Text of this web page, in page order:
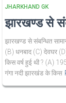
JHARKHAND GK
झारखण्ड से
झारखण्ड से संबन्धित
(B) धनबाद (C) देवघर
किस वर्ष हुई थी ? (A)
गंगा नदी झारखंड के किस